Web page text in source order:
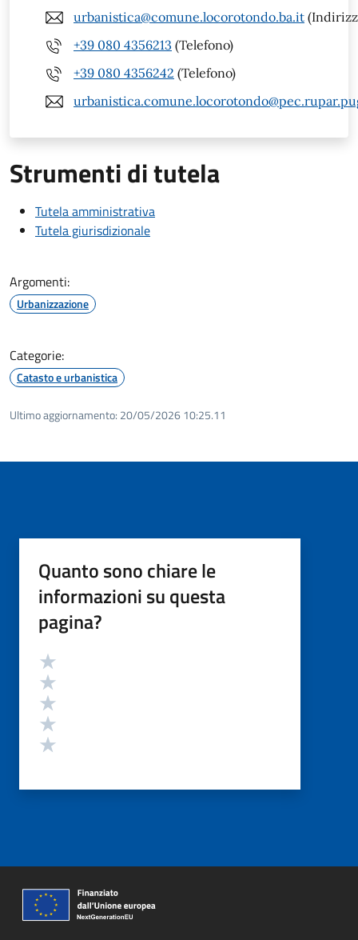
urbanistica@comune.locorotondo.ba.it
+39 080 4356213 (Telefono)
+39 080 4356242 (Telefono)
Strumenti di tutela
Tutela amministrativa
Tutela giurisdizionale
Argomenti:
Urbanizzazione
Categorie:
Catasto e urbanistica
Ultimo aggiornamento: 20/05/2026 10:25.11
Quanto sono chiare le
informazioni su questa
pagina?
Valutazione